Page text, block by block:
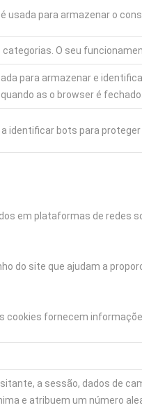
é usada para armazenar o
O seu
para armazenar e
as o browser é fechado.
identificar bots para
em plataformas de redes
do site que ajudam a
fornecem
a sessão, dados de
e atribuem um número